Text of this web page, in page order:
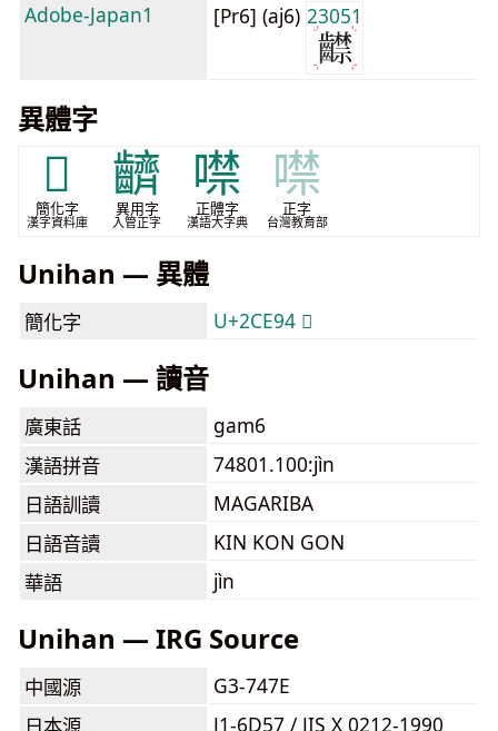
Adobe-Japan1
[Pr6] (aj6) 23051
異體字
𬺔
簡化字
漢字資料庫
䶩
異用字
入管正字
噤
正體字
漢語大字典
噤
正字
台灣教育部
Unihan — 異體
簡化字 U+2CE94 𬺔
Unihan — 讀音
廣東話
gam6
漢語拼音
74801.100:jìn
日語訓讀
MAGARIBA
日語音讀
KIN KON GON
華語
jìn
Unihan — IRG Source
中國源
G3-747E
日本源
J1-6D57 / JIS X 0212-1990